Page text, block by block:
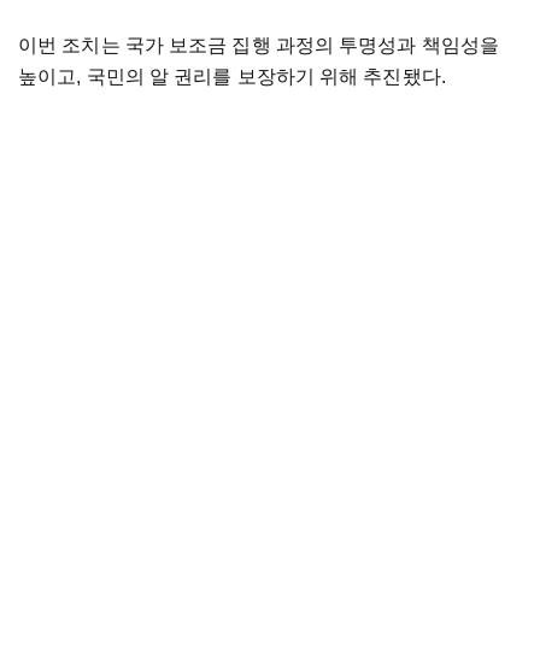
이번 조치는 국가 보조금 집행 과정의 투명성과 책임성을
높이고, 국민의 알 권리를 보장하기 위해 추진됐다.